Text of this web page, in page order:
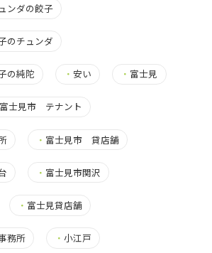
ダの餃子
チュンダ
の純陀 ・安い ・ 富士見
富士見市 テナント
・ 富士見市 貸店舗
・ 富士見市関沢
・ 富士見貸店舗
務所 ・小江戸